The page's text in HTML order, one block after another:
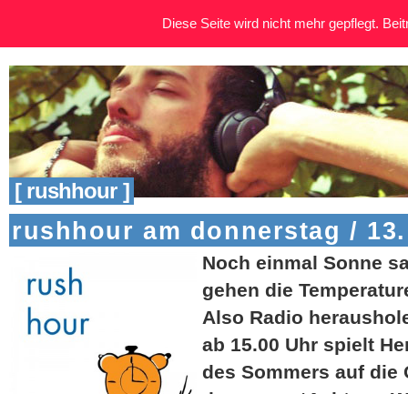
[ rushhour ]
rushhour am donnerstag /
Noch einmal Sonne
gehen die
Also Radio
ab 15.00 Uhr spielt
des Sommers auf die
Diese Seite wird nicht mehr gepflegt.